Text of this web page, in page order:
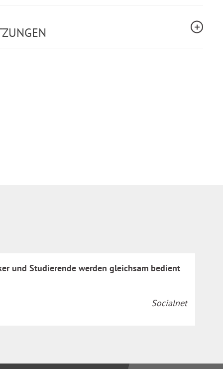
und Studierende werden gleichsam bedient
Socialnet